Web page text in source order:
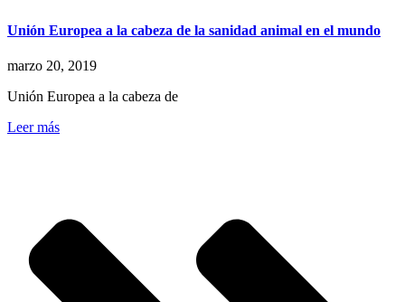
Unión Europea a la cabeza de la sanidad animal en el mundo
marzo 20, 2019
Unión Europea a la cabeza de
Leer más